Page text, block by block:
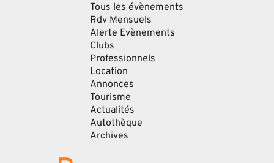
Tous les évènements
Rdv Mensuels
Alerte Evènements
Clubs
Professionnels
Location
Annonces
Tourisme
Actualités
Autothèque
Archives